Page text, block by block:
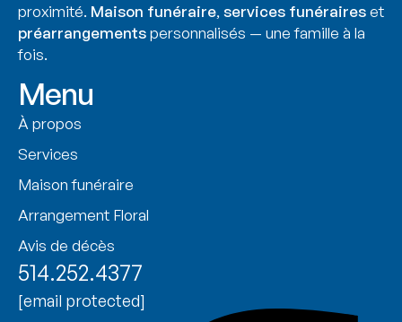
proximité. Maison funéraire, services funéraireset
préarrangementspersonnalisés — une famille à la
fois.
Menu
À propos
Services
Maison funéraire
Arrangement Floral
Avis de décès
514.252.4377
[email protected]